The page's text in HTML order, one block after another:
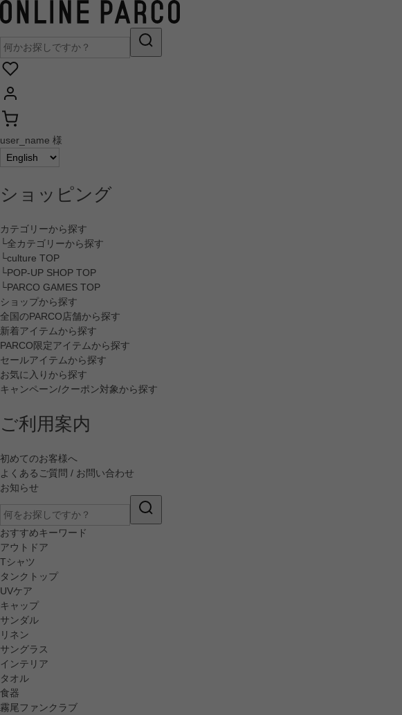
user_name 様
ショッピング
カテゴリーから探す
└全カテゴリーから探す
└culture TOP
└POP-UP SHOP TOP
└PARCO GAMES TOP
ショップから探す
全国のPARCO店舗から探す
新着アイテムから探す
PARCO限定アイテムから探す
セールアイテムから探す
お気に入りから探す
キャンペーン/クーポン対象から探す
ご利用案内
初めてのお客様へ
よくあるご質問 / お問い合わせ
お知らせ
おすすめキーワード
アウトドア
Tシャツ
タンクトップ
UVケア
キャップ
サンダル
リネン
サングラス
インテリア
タオル
食器
霧尾ファンクラブ